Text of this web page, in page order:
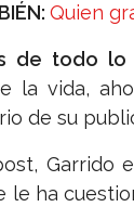
Quien
de todo
la vida,
de su
Garrido
le ha